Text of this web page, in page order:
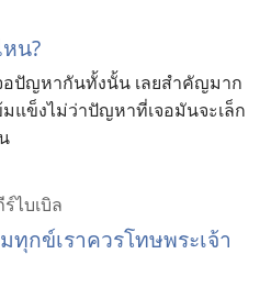
น?
อปัญหากันทั้งนั้น เลยสำคัญมาก
แข็งไม่ว่าปัญหาที่เจอมันจะเล็ก
ไบเบิล
ทุกข์เราควรโทษพระเจ้า